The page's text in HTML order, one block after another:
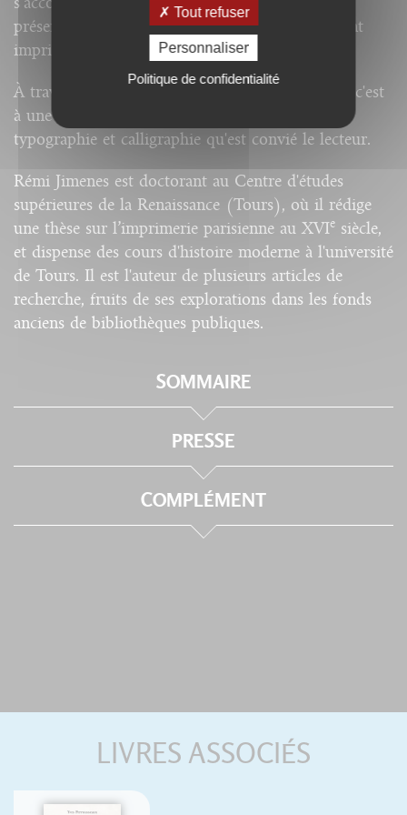
présentant plus d’une centaine de documents tant
imprimés que manuscrits.
À travers cette histoire de la « lettre française », c'est
à une véritable exploration des relations entre
typographie et calligraphie qu'est convié le lecteur.
Rémi Jimenes est doctorant au Centre d'études
supérieures de la Renaissance (Tours), où il rédige
une thèse sur l’imprimerie parisienne au XVIe siècle,
et dispense des cours d'histoire moderne à l'université
de Tours. Il est l'auteur de plusieurs articles de
recherche, fruits de ses explorations dans les fonds
anciens de bibliothèques publiques.
SOMMAIRE
PRESSE
COMPLÉMENT
LIVRES ASSOCIÉS
Tout refuser
Personnaliser
Politique de confidentialité